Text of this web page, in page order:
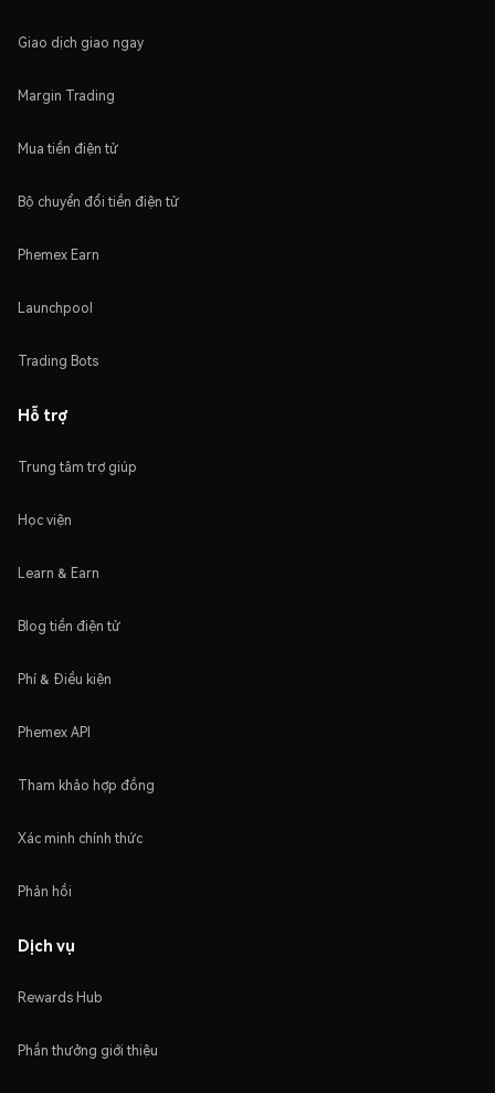
Giao dịch giao ngay
Margin Trading
Mua tiền điện tử
Bộ chuyển đổi tiền điện tử
Phemex Earn
Launchpool
Trading Bots
Hỗ trợ
Trung tâm trợ giúp
Học viện
Learn & Earn
Blog tiền điện tử
Phí & Điều kiện
Phemex API
Tham khảo hợp đồng
Xác minh chính thức
Phản hồi
Dịch vụ
Rewards Hub
Phần thưởng giới thiệu